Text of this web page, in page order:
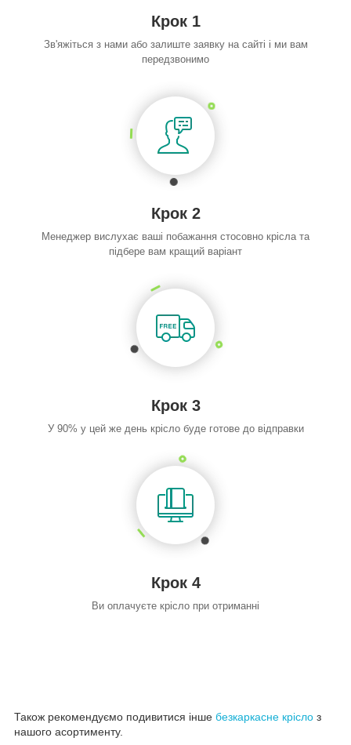
Крок 1
Зв'яжіться з нами або залиште заявку на сайті і ми вам
передзвонимо
Крок 2
Менеджер вислухає ваші побажання стосовно крісла та
підбере вам кращий варіант
Крок 3
У 90% у цей же день крісло буде готове до відправки
Крок 4
Ви оплачуєте крісло при отриманні
Також рекомендуємо подивитися інше безкаркасне крісло з
нашого асортименту.